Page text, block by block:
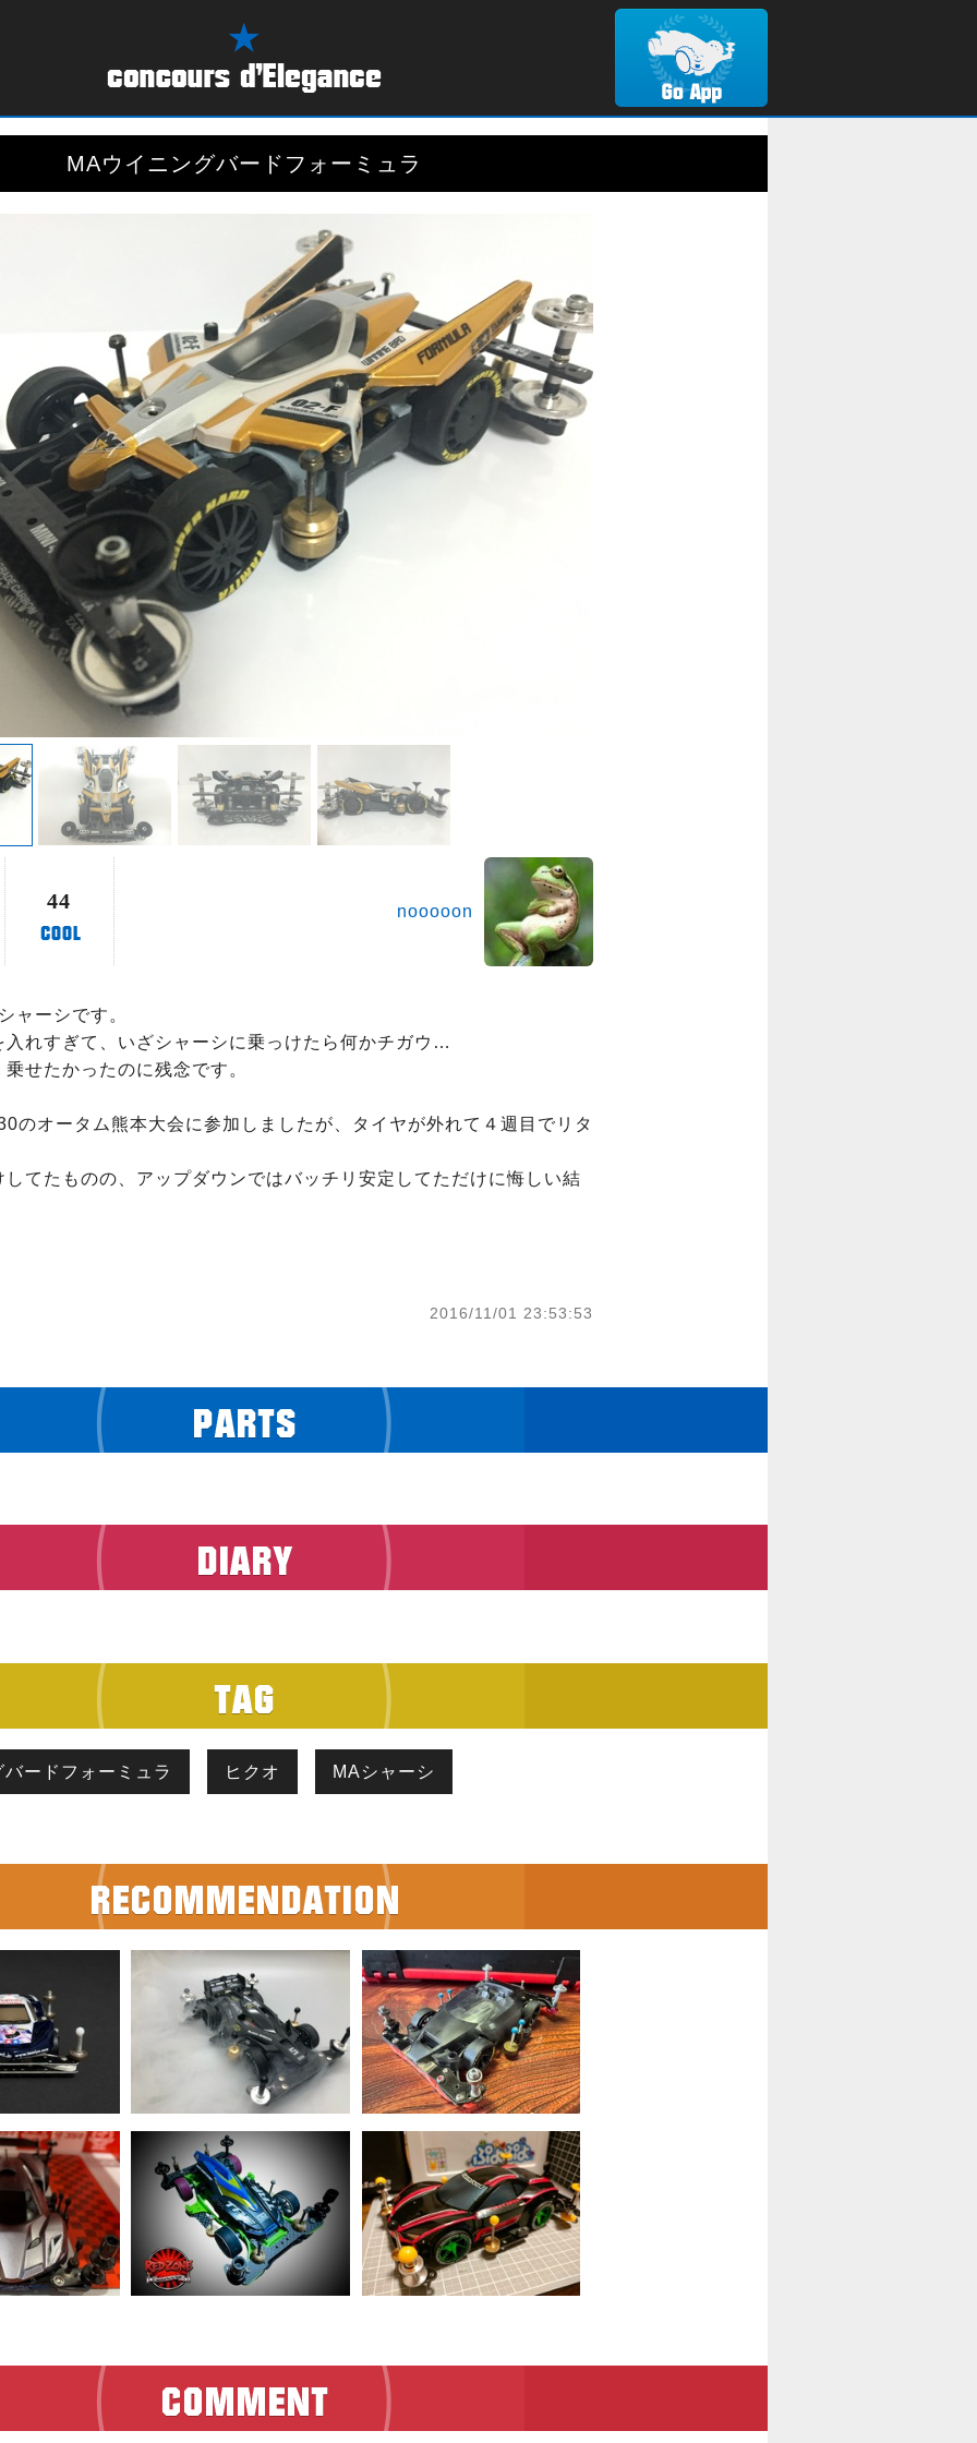
MAウイニングバードフォーミュラ
44 nooooon
ャーシです。
入れすぎて、いざシャーシに乗っけたら何かチガウ…
せたかったのに残念です。
のオータム熊本大会に参加しましたが、タイヤが外れて４週目でリタ
してたものの、アップダウンではバッチリ安定してただけに悔しい結
2016/11/01 23:53:53
ードフォーミュラ ヒクオ MAシャーシ